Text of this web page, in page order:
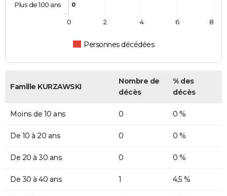
0
Personnes décédées
Plus de 100 ans
0 2 4 6 8
Famille KURZAWSKI
Nombre de
décès
% des
décès
Moins de 10 ans 0 0 %
De 10 à 20 ans 0 0 %
De 20 à 30 ans 0 0 %
De 30 à 40 ans 1 4,5 %